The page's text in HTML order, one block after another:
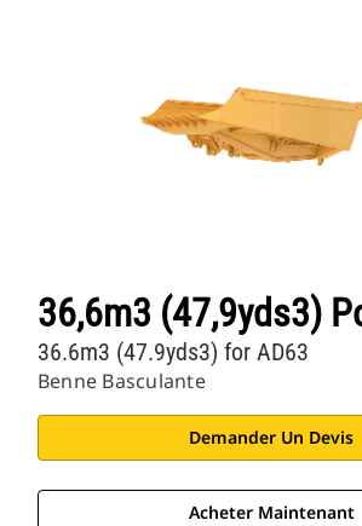
36,6m3 (47,9yds3)
Benne Basculante
36.6m3 (47.9yds3) for AD63
Demander Un Devis
Acheter Maintenant